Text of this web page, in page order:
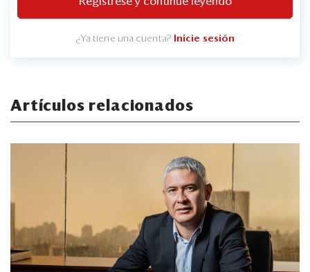
¿Ya tiene una cuenta? Inicie sesión
Artículos relacionados